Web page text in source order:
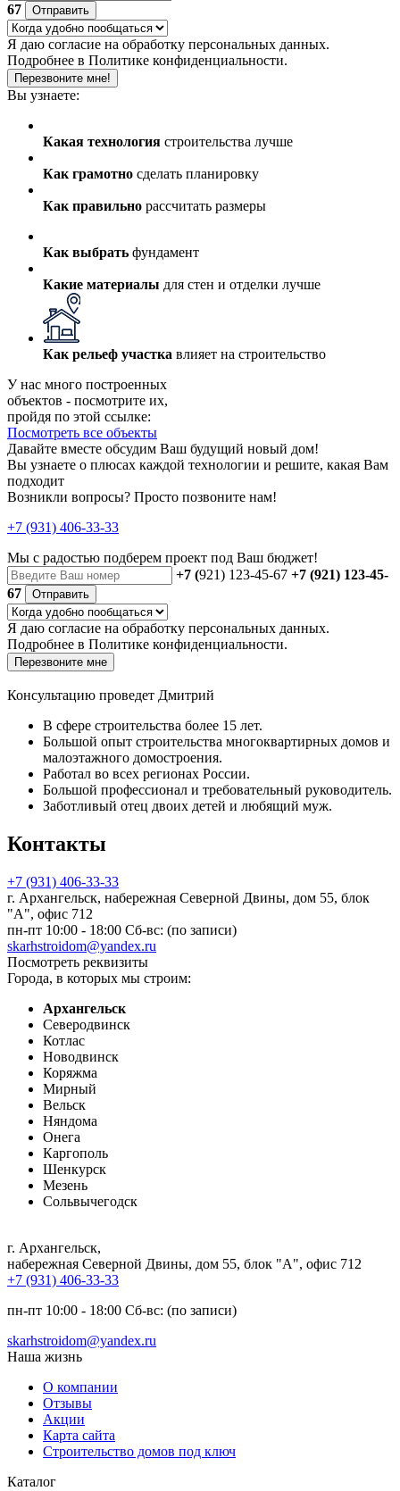
67
Отправить
Я даю согласие на обработку персональных данных.
Подробнее в Политике конфиденциальности.
Перезвоните мне!
Вы узнаете:
Какая технология строительства лучше
Как грамотно сделать планировку
Как правильно рассчитать размеры
Как выбрать фундамент
Какие материалы для стен и отделки лучше
Как рельеф участка влияет на строительство
У нас много построенных
объектов - посмотрите их,
пройдя по этой ссылке:
Посмотреть все объекты
Давайте вместе обсудим Ваш будущий новый дом!
Вы узнаете о плюсах каждой технологии и решите, какая Вам
подходит
Возникли вопросы? Просто позвоните нам!
+7 (931) 406-33-33
Мы с радостью подберем проект под Ваш бюджет!
+7 (921) 123-45-67 +7 (921) 123-45-
67
Отправить
Я даю согласие на обработку персональных данных.
Подробнее в Политике конфиденциальности.
Перезвоните мне
Консультацию проведет Дмитрий
В сфере строительства более 15 лет.
Большой опыт строительства многоквартирных домов и
малоэтажного домостроения.
Работал во всех регионах России.
Большой профессионал и требовательный руководитель.
Заботливый отец двоих детей и любящий муж.
Контакты
+7 (931) 406-33-33
г. Архангельск, набережная Северной Двины, дом 55, блок
"А", офис 712
пн-пт 10:00 - 18:00 Сб-вс: (по записи)
skarhstroidom@yandex.ru
Посмотреть реквизиты
Города, в которых мы строим:
Архангельск
Северодвинск
Котлас
Новодвинск
Коряжма
Мирный
Вельск
Няндома
Онега
Каргополь
Шенкурск
Мезень
Сольвычегодск
г. Архангельск,
набережная Северной Двины, дом 55, блок "А", офис 712
+7 (931) 406-33-33
пн-пт 10:00 - 18:00 Сб-вс: (по записи)
skarhstroidom@yandex.ru
Наша жизнь
О компании
Отзывы
Акции
Карта сайта
Строительство домов под ключ
Каталог